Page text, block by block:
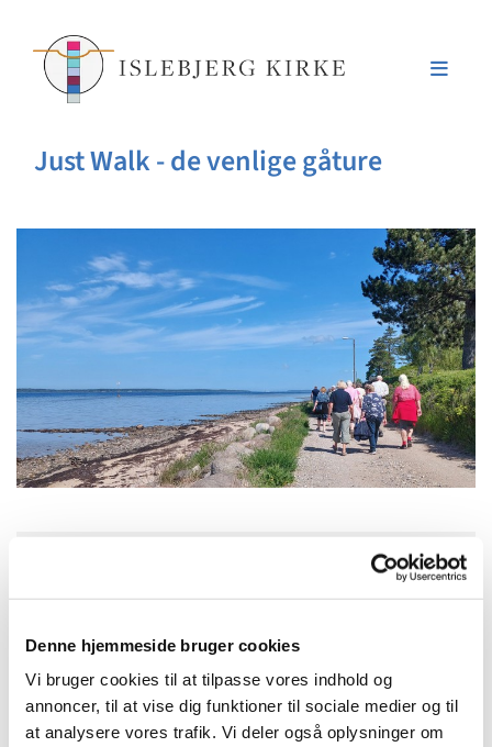
Denne hjemmeside bruger cookies
Vi bruger cookies til at tilpasse vores indhold og
annoncer, til at vise dig funktioner til sociale medier og til
at analysere vores trafik. Vi deler også oplysninger om
Just Walk - de venlige gåture
Tirsdag 23. december 2025, kl. 11:00 -
Anna-Marie Lauenstein